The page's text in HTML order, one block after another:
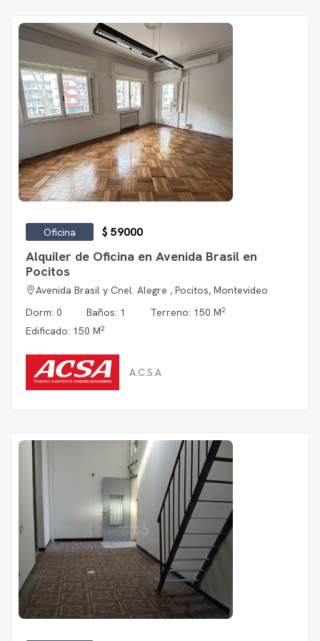
Oficina $ 59000
Alquiler de Oficina en Avenida Brasil en
Pocitos
Avenida Brasil y Cnel. Alegre , Pocitos, Montevideo
Dorm: 0
Baños: 1 Terreno: 150 M2
Edificado: 150 M2
A.C.S.A